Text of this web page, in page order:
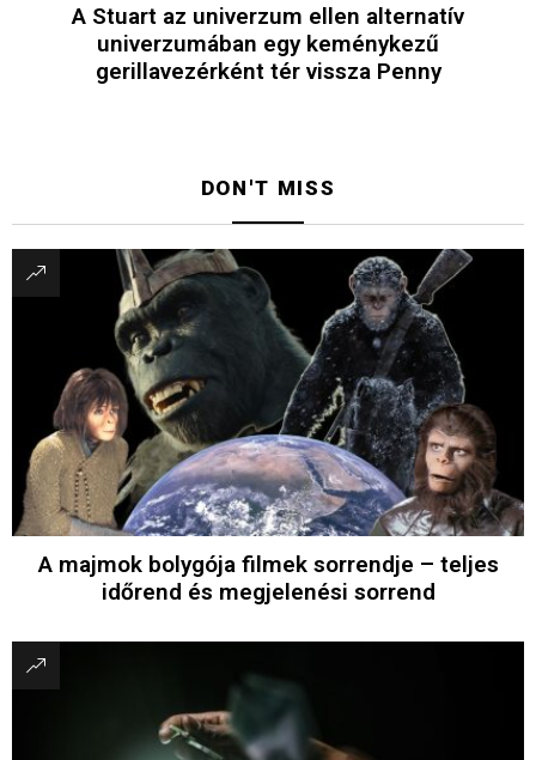
A Stuart az univerzum ellen alternatív
univerzumában egy keménykezű
gerillavezérként tér vissza Penny
DON'T MISS
A majmok bolygója filmek sorrendje – teljes
időrend és megjelenési sorrend